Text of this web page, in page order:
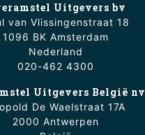
Uitgevers bv
van Vlissingenstraat 18
1096 BK Amsterdam
Nederland
020-462 4300
Uitgevers België nv
De Waelstraat 17A
2000 Antwerpen